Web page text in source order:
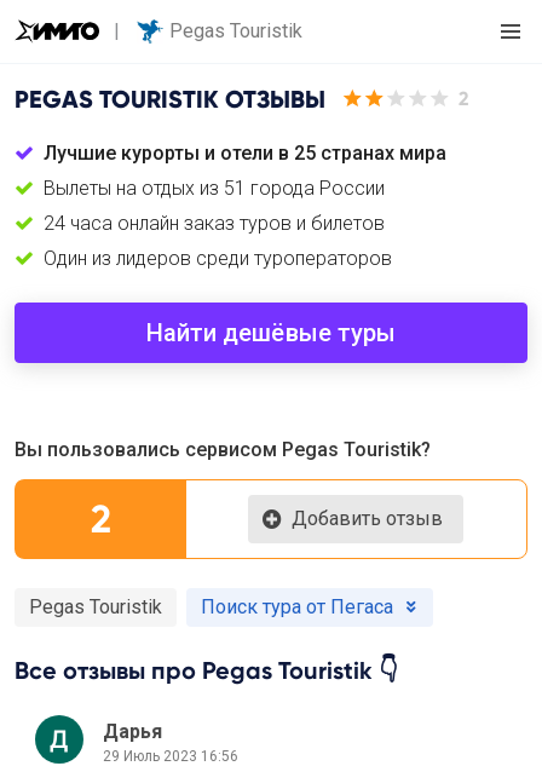
Pegas Touristik
PEGAS TOURISTIK ОТЗЫВЫ 2
Лучшие курорты и отели в 25 странах мира
Вылеты на отдых из 51 города России
24 часа онлайн заказ туров и билетов
Один из лидеров среди туроператоров
Найти дешёвые туры
Вы пользовались сервисом Pegas Touristik?
2 Добавить отзыв
Pegas Touristik Поиск тура от Пегаса
Все отзывы про Pegas Touristik 👇
Дарья
29 Июль 2023 16:56